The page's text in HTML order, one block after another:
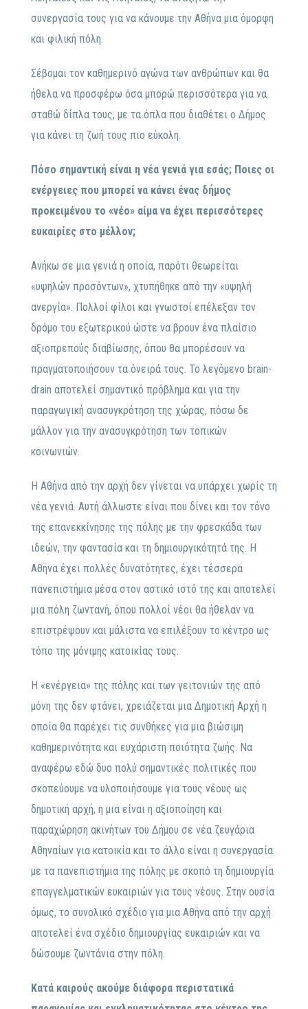
συνεργασία τους για να κάνουμε την Αθήνα μια όμορφη
και φιλική πόλη.
Σέβομαι τον καθημερινό αγώνα των ανθρώπων και θα
ήθελα να προσφέρω όσα μπορώ περισσότερα για να
σταθώ δίπλα τους, με τα όπλα που διαθέτει ο Δήμος
για κάνει τη ζωή τους πιο εύκολη.
Πόσο σημαντική είναι η νέα γενιά για εσάς; Ποιες οι
ενέργειες που μπορεί να κάνει ένας δήμος
προκειμένου το «νέο» αίμα να έχει περισσότερες
ευκαιρίες στο μέλλον;
Ανήκω σε μια γενιά η οποία, παρότι θεωρείται
«υψηλών προσόντων», χτυπήθηκε από την «υψηλή
ανεργία». Πολλοί φίλοι και γνωστοί επέλεξαν τον
δρόμο του εξωτερικού ώστε να βρουν ένα πλαίσιο
αξιοπρεπούς διαβίωσης, όπου θα μπορέσουν να
πραγματοποιήσουν τα όνειρά τους. Το λεγόμενο brain-
drain αποτελεί σημαντικό πρόβλημα και για την
παραγωγική ανασυγκρότηση της χώρας, πόσω δε
μάλλον για την ανασυγκρότηση των τοπικών
κοινωνιών.
Η Αθήνα από την αρχή δεν γίνεται να υπάρχει χωρίς τη
νέα γενιά. Αυτή άλλωστε είναι που δίνει και τον τόνο
της επανεκκίνησης της πόλης με την φρεσκάδα των
ιδεών, την φαντασία και τη δημιουργικότητά της. Η
Αθήνα έχει πολλές δυνατότητες, έχει τέσσερα
πανεπιστήμια μέσα στον αστικό ιστό της και αποτελεί
μια πόλη ζωντανή, όπου πολλοί νέοι θα ήθελαν να
επιστρέψουν και μάλιστα να επιλέξουν το κέντρο ως
τόπο της μόνιμης κατοικίας τους.
Η «ενέργεια» της πόλης και των γειτονιών της από
μόνη της δεν φτάνει, χρειάζεται μια Δημοτική Αρχή η
οποία θα παρέχει τις συνθήκες για μια βιώσιμη
καθημερινότητα και ευχάριστη ποιότητα ζωής. Να
αναφέρω εδώ δυο πολύ σημαντικές πολιτικές που
σκοπεύουμε να υλοποιήσουμε για τους νέους ως
δημοτική αρχή, η μια είναι η αξιοποίηση και
παραχώρηση ακινήτων του Δήμου σε νέα ζευγάρια
Αθηναίων για κατοικία και το άλλο είναι η συνεργασία
με τα πανεπιστήμια της πόλης με σκοπό τη δημιουργία
επαγγελματικών ευκαιριών για τους νέους. Στην ουσία
όμως, το συνολικό σχέδιο για μια Αθήνα από την αρχή
αποτελεί ένα σχέδιο δημιουργίας ευκαιριών και να
δώσουμε ζωντάνια στην πόλη.
Κατά καιρούς ακούμε διάφορα περιστατικά